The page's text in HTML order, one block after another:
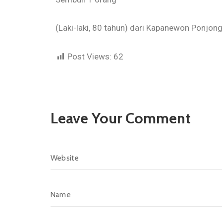
(Laki-laki, 80 tahun) dari Kapanewon Ponjong
Post Views: 62
Leave Your Comment